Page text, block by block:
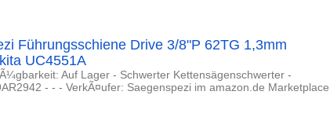
Führungsschiene Drive 3/8"P 62TG 1,3mm
UC4551A
Auf Lager - Schwerter Kettensägenschwerter -
- - - VerkÃ¤ufer: Saegenspezi im amazon.de Marketplace